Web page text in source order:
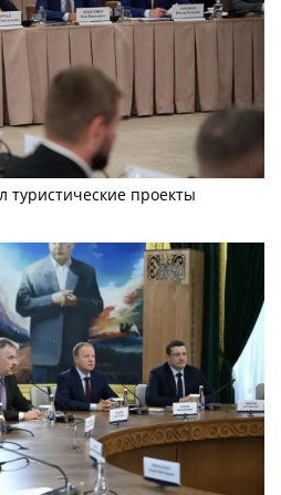
проекты